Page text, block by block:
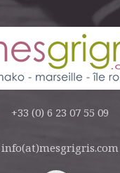
+33 (0) 6 23 07 55 09
info(at)mesgrigris.com